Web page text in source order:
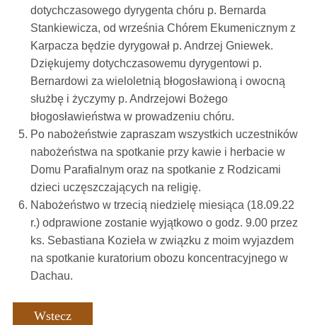
dotychczasowego dyrygenta chóru p. Bernarda
Stankiewicza, od września Chórem Ekumenicznym z
Karpacza będzie dyrygował p. Andrzej Gniewek.
Dziękujemy dotychczasowemu dyrygentowi p.
Bernardowi za wieloletnią błogosławioną i owocną
służbę i życzymy p. Andrzejowi Bożego
błogosławieństwa w prowadzeniu chóru.
Po nabożeństwie zapraszam wszystkich uczestników
nabożeństwa na spotkanie przy kawie i herbacie w
Domu Parafialnym oraz na spotkanie z Rodzicami
dzieci uczęszczających na religię.
Nabożeństwo w trzecią niedzielę miesiąca (18.09.22
r.) odprawione zostanie wyjątkowo o godz. 9.00 przez
ks. Sebastiana Kozieła w związku z moim wyjazdem
na spotkanie kuratorium obozu koncentracyjnego w
Dachau.
Wstecz